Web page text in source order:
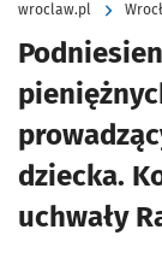
wroclaw.pl
dziecka.
uchwały